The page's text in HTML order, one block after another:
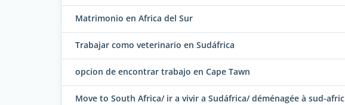
Matrimonio en Africa del Sur
Trabajar como veterinario en Sudáfrica
opcion de encontrar trabajo en Cape Tawn
Move to South Africa/ ir a vivir a Sudáfrica/ déménagée à sud-afric